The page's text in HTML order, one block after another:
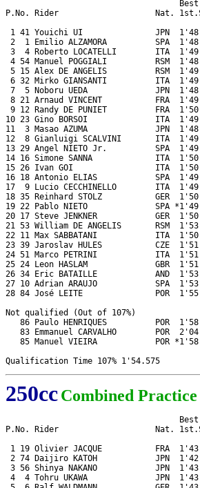
P.No. Rider                    Nat.
1 41 Youichi UI               JPN
2  1 Emilio ALZAMORA          SPA
3  4 Roberto LOCATELLI        ITA
4 54 Manuel POGGIALI          RSM
5 15 Alex DE ANGELIS          RSM
6 32 Mirko GIANSANTI          ITA
7  5 Noboru UEDA              JPN
8 21 Arnaud VINCENT           FRA
9 12 Randy DE PUNIET          FRA
10 23 Gino BORSOI              ITA
11  3 Masao AZUMA              JPN
12  8 Gianluigi SCALVINI       ITA
13 29 Angel NIETO Jr.          SPA
14 16 Simone SANNA             ITA
15 26 Ivan GOI                 ITA
16 18 Antonio ELIAS            SPA
17  9 Lucio CECCHINELLO        ITA
18 35 Reinhard STOLZ           GER
19 22 Pablo NIETO              SPA
20 17 Steve JENKNER            GER
21 53 William DE ANGELIS       RSM
22 11 Max SABBATANI            ITA
23 39 Jaroslav HULES           CZE
24 51 Marco PETRINI            ITA
25 24 Leon HASLAM              GBR
26 34 Eric BATAILLE            AND
27 10 Adrian ARAUJO            SPA
28 84 José LEITE               POR
Not qualified (Out of 107%)
86 Paulo HENRIQUES          POR
83 Emmanuel CARVALHO        POR
85 Manuel VIEIRA            POR
250ccCombined
P.No. Rider                    Nat.
1 19 Olivier JACQUE           FRA
2 74 Daijiro KATOH            JPN
3 56 Shinya NAKANO            JPN
4  4 Tohru UKAWA              JPN